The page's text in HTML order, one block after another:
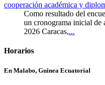
cooperación académica y
Como resultado del
un cronograma inicial de
2026 Caracas,...
Horarios
En Malabo, Guinea Ecuatorial